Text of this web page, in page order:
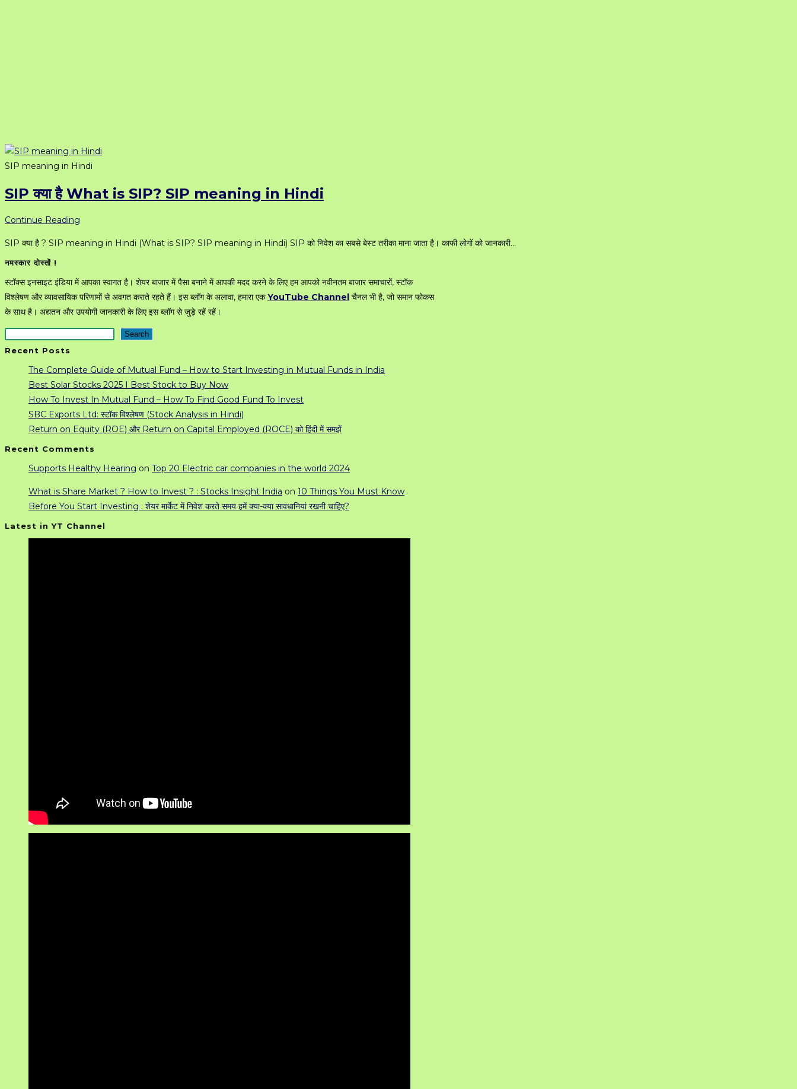
SIP meaning in Hindi
SIP क्या है What is SIP? SIP meaning in Hindi
Continue Reading
है
is
SIP?
SIP
in
SIP क्या है ? SIP meaning in Hindi (What is SIP? SIP meaning in Hindi) SIP को निवेश का सबसे बेस्ट तरीका माना जाता है। काफी लोगों को जानकारी…
नमस्कार दोस्तों !
स्टॉक्स इनसाइट इंडिया में आपका स्वागत है। शेयर बाजार में पैसा बनाने में आपकी मदद करने के लिए हम आपको नवीनतम बाजार समाचारों, स्टॉक
विश्लेषण और व्यावसायिक परिणामों से अवगत कराते रहते हैं। इस ब्लॉग के अलावा, हमारा एकYouTube Channel चैनल भी है, जो समान फोकस
के साथ है। अद्यतन और उपयोगी जानकारी के लिए इस ब्लॉग से जुड़े रहें रहें।
Search
Recent Posts
The Complete Guide of Mutual Fund – How to Start Investing in Mutual Funds in India
Best Solar Stocks 2025 I Best Stock to Buy Now
How To Invest In Mutual Fund – How To Find Good Fund To Invest
SBC Exports Ltd: स्टॉक विश्लेषण (Stock Analysis in Hindi)
Return on Equity (ROE) और Return on Capital Employed (ROCE) को हिंदी में समझें
Recent Comments
Supports Healthy Hearing on Top 20 Electric car companies in the world 2024
What is Share Market ? How to Invest ? : Stocks Insight India on 10 Things You Must Know
Before You Start Investing : शेयर मार्केट में निवेश करते समय हमें क्या-क्या सावधानियां रखनी चाहिए?
Latest in YT Channel